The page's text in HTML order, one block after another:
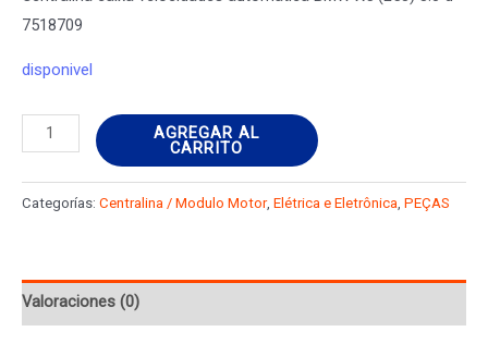
7518709
disponivel
Centralina
caixa
velocidades
automática
(E53)
AGREGAR AL
CARRITO
Categorías: Centralina / Modulo Motor, Elétrica e Eletrônica PEÇAS
Valoraciones (0)